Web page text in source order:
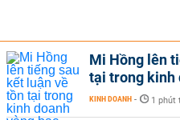
Mi Hồng lên
tại trong kinh
KINH DOANH - 1 phút